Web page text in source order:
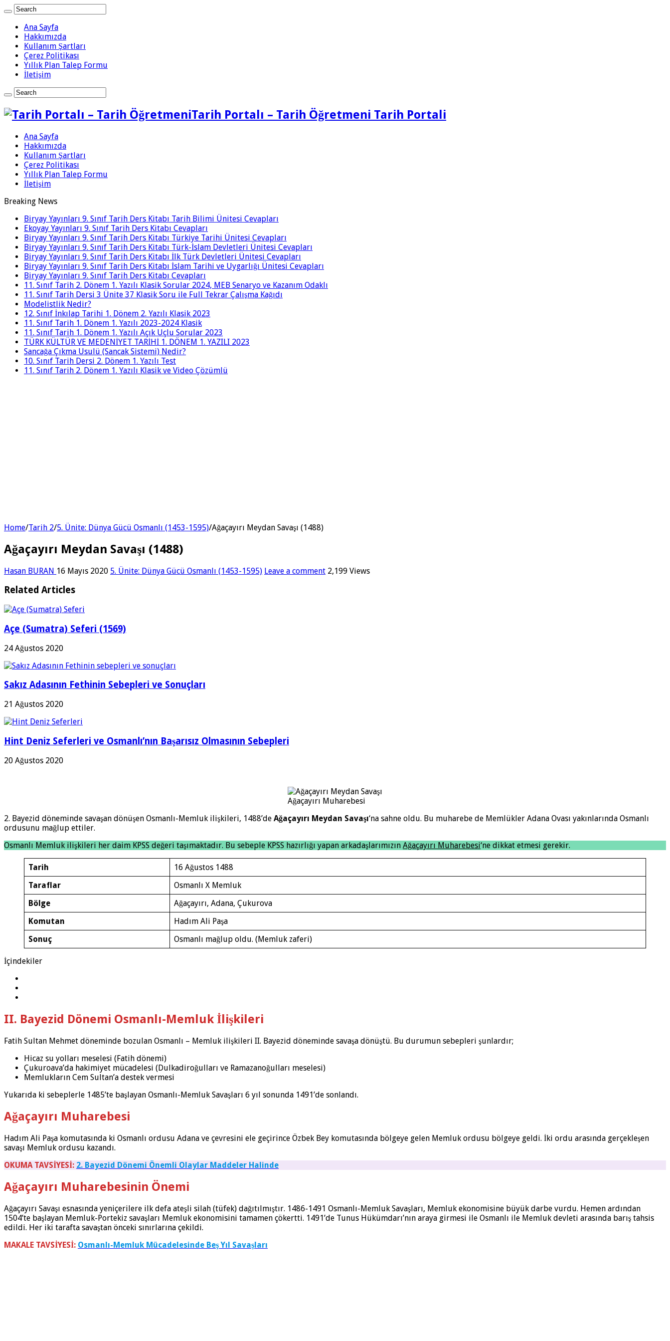
Ana Sayfa
Hakkımızda
Kullanım Şartları
Çerez Politikası
Yıllık Plan Talep Formu
İletişim
Tarih Portalı – Tarih Öğretmeni Tarih Portali
Ana Sayfa
Hakkımızda
Kullanım Şartları
Çerez Politikası
Yıllık Plan Talep Formu
İletişim
Breaking News
Biryay Yayınları 9. Sınıf Tarih Ders Kitabı Tarih Bilimi Ünitesi Cevapları
Ekoyay Yayınları 9. Sınıf Tarih Ders Kitabı Cevapları
Biryay Yayınları 9. Sınıf Tarih Ders Kitabı Türkiye Tarihi Ünitesi Cevapları
Biryay Yayınları 9. Sınıf Tarih Ders Kitabı Türk-İslam Devletleri Ünitesi Cevapları
Biryay Yayınları 9. Sınıf Tarih Ders Kitabı İlk Türk Devletleri Ünitesi Cevapları
Biryay Yayınları 9. Sınıf Tarih Ders Kitabı İslam Tarihi ve Uygarlığı Ünitesi Cevapları
Biryay Yayınları 9. Sınıf Tarih Ders Kitabı Cevapları
11. Sınıf Tarih 2. Dönem 1. Yazılı Klasik Sorular 2024, MEB Senaryo ve Kazanım Odaklı
11. Sınıf Tarih Dersi 3 Ünite 37 Klasik Soru ile Full Tekrar Çalışma Kağıdı
Modelistlik Nedir?
12. Sınıf İnkılap Tarihi 1. Dönem 2. Yazılı Klasik 2023
11. Sınıf Tarih 1. Dönem 1. Yazılı 2023-2024 Klasik
11. Sınıf Tarih 1. Dönem 1. Yazılı Açık Uçlu Sorular 2023
TÜRK KÜLTÜR VE MEDENİYET TARİHİ 1. DÖNEM 1. YAZILI 2023
Sancağa Çıkma Usulü (Sancak Sistemi) Nedir?
10. Sınıf Tarih Dersi 2. Dönem 1. Yazılı Test
11. Sınıf Tarih 2. Dönem 1. Yazılı Klasik ve Video Çözümlü
Home/Tarih 2/5. Ünite: Dünya Gücü Osmanlı (1453-1595)/Ağaçayırı Meydan Savaşı (1488)
Ağaçayırı Meydan Savaşı (1488)
Hasan BURAN 16 Mayıs 2020 5. Ünite: Dünya Gücü Osmanlı (1453-1595) Leave a comment 2,199 Views
Related Articles
Açe (Sumatra) Seferi (1569)
24 Ağustos 2020
Sakız Adasının Fethinin Sebepleri ve Sonuçları
21 Ağustos 2020
Hint Deniz Seferleri ve Osmanlı’nın Başarısız Olmasının Sebepleri
20 Ağustos 2020
Ağaçayırı Muharebesi
2. Bayezid döneminde savaşan dönüşen Osmanlı-Memluk ilişkileri, 1488’de Ağaçayırı Meydan Savaşı‘na sahne oldu. Bu muharebe de Memlükler Adana Ovası yakınlarında Osmanlı
ordusunu mağlup ettiler.
Osmanlı Memluk ilişkileri her daim KPSS değeri taşımaktadır. Bu sebeple KPSS hazırlığı yapan arkadaşlarımızın Ağaçayırı Muharebesi‘ne dikkat etmesi gerekir.
Tarih
16 Ağustos 1488
Taraflar
Osmanlı X Memluk
Bölge
Ağaçayırı, Adana, Çukurova
Komutan
Hadım Ali Paşa
Sonuç
Osmanlı mağlup oldu. (Memluk zaferi)
İçindekiler
II. Bayezid Dönemi Osmanlı-Memluk İlişkileri
Fatih Sultan Mehmet döneminde bozulan Osmanlı – Memluk ilişkileri II. Bayezid döneminde savaşa dönüştü. Bu durumun sebepleri şunlardır;
Hicaz su yolları meselesi (Fatih dönemi)
Çukuroava’da hakimiyet mücadelesi (Dulkadiroğulları ve Ramazanoğulları meselesi)
Memlukların Cem Sultan’a destek vermesi
Yukarıda ki sebeplerle 1485’te başlayan Osmanlı-Memluk Savaşları 6 yıl sonunda 1491’de sonlandı.
Ağaçayırı Muharebesi
Hadım Ali Paşa komutasında ki Osmanlı ordusu Adana ve çevresini ele geçirince Özbek Bey komutasında bölgeye gelen Memluk ordusu bölgeye geldi. İki ordu arasında gerçekleşen
savaşı Memluk ordusu kazandı.
OKUMA TAVSİYESİ: 2. Bayezid Dönemi Önemli Olaylar Maddeler Halinde
Ağaçayırı Muharebesinin Önemi
Ağaçayırı Savaşı esnasında yeniçerilere ilk defa ateşli silah (tüfek) dağıtılmıştır. 1486-1491 Osmanlı-Memluk Savaşları, Memluk ekonomisine büyük darbe vurdu. Hemen ardından
1504’te başlayan Memluk-Portekiz savaşları Memluk ekonomisini tamamen çökertti. 1491’de Tunus Hükümdarı’nın araya girmesi ile Osmanlı ile Memluk devleti arasında barış tahsis
edildi. Her iki tarafta savaştan önceki sınırlarına çekildi.
MAKALE TAVSİYESİ: Osmanlı-Memluk Mücadelesinde Beş Yıl Savaşları